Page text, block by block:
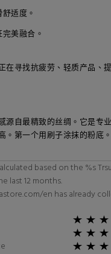
适度。
美融合。
在寻找抗疲劳、轻质产品、
源自最精致的丝绸。它是专
。第一个用刷子涂抹的粉底。
based on the %s
last 12 months.
en has already